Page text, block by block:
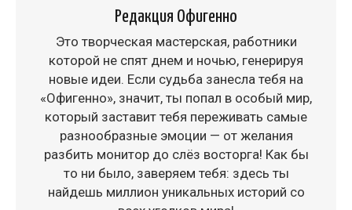
Редакция Офигенно
Это творческая мастерская, работники
которой не спят днем и ночью, генерируя
новые идеи. Если судьба занесла тебя на
«Офигенно», значит, ты попал в особый мир,
который заставит тебя переживать самые
разнообразные эмоции — от желания
разбить монитор до слёз восторга! Как бы
то ни было, заверяем тебя: здесь ты
найдешь миллион уникальных историй со